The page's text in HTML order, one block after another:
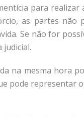
para
as partes não
Se não for
judicial.
na mesma hora
pode representar